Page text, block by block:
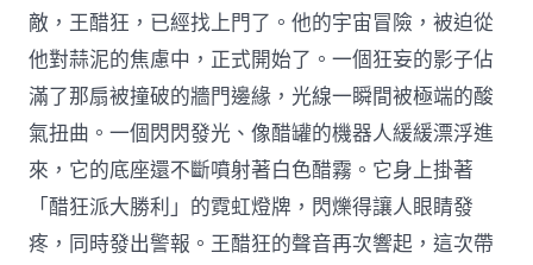
敵，王醋狂，已經找上門了。他的宇宙冒險，被迫從
他對蒜泥的焦慮中，正式開始了。一個狂妄的影子佔
滿了那扇被撞破的牆門邊緣，光線一瞬間被極端的酸
氣扭曲。一個閃閃發光、像醋罐的機器人緩緩漂浮進
來，它的底座還不斷噴射著白色醋霧。它身上掛著
「醋狂派大勝利」的霓虹燈牌，閃爍得讓人眼睛發
疼，同時發出警報。王醋狂的聲音再次響起，這次帶